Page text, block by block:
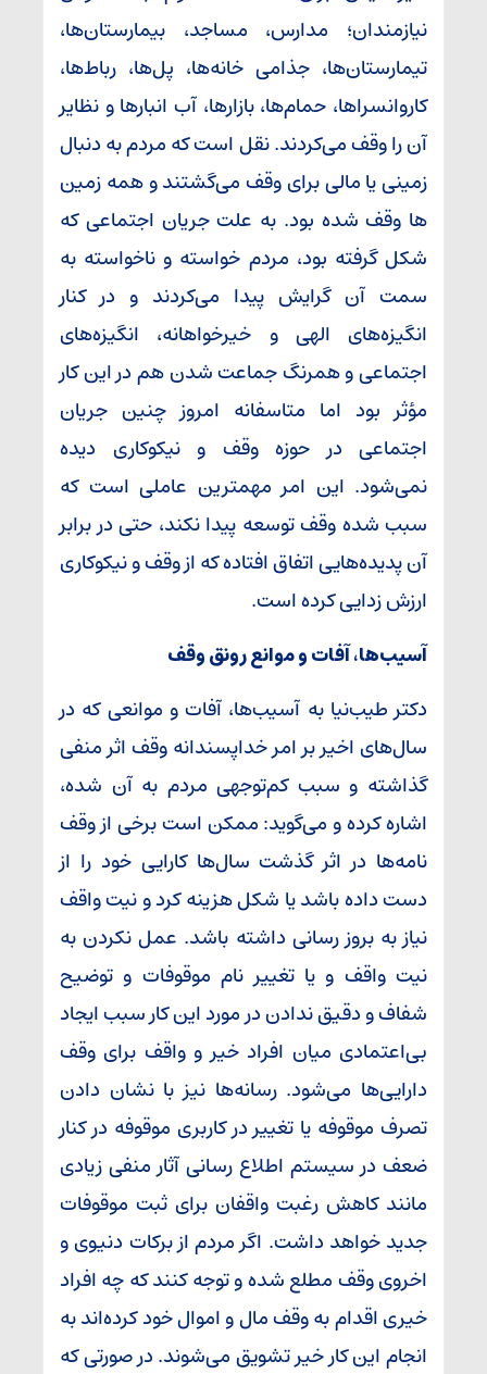
نیازمندان؛ مدارس، مساجد، بیمارستان‌ها،
تیمارستان‌ها، جذامی خانه‌ها، پل‌ها، رباط‌ها،
کاروانسراها، حمام‌ها، بازارها، آب انبارها و نظایر
آن را وقف می‌کردند. نقل است که مردم به دنبال
زمینی یا مالی برای وقف می‌گشتند و همه زمین
ها وقف شده بود. به علت جریان اجتماعی که
شکل گرفته بود، مردم خواسته و ناخواسته به
سمت آن گرایش پیدا می‌کردند و در کنار
انگیزه‌های الهی و خیرخواهانه، انگیزه‌های
اجتماعی و همرنگ جماعت شدن هم در این کار
مؤثر بود اما متاسفانه امروز چنین جریان
اجتماعی در حوزه وقف و نیکوکاری دیده
نمی‌شود. این امر مهمترین عاملی است که
سبب شده وقف توسعه پیدا نکند، حتی در برابر
آن پدیده‌هایی اتفاق افتاده که از وقف و نیکوکاری
ارزش زدایی کرده است.
آسیب‌ها، آفات و موانع رونق وقف
دکتر طیب‌نیا به آسیب‌ها، آفات و موانعی که در
سال‌های اخیر بر امر خداپسندانه وقف اثر منفی
گذاشته و سبب کم‌توجهی مردم به آن شده،
اشاره کرده و می‌گوید: ممکن است برخی از وقف
نامه‌ها در اثر گذشت سال‌ها کارایی خود را از
دست داده باشد یا شکل هزینه کرد و نیت واقف
نیاز به بروز رسانی داشته باشد. عمل نکردن به
نیت واقف و یا تغییر نام موقوفات و توضیح
شفاف و دقیق ندادن در مورد این کار سبب ایجاد
بی‌اعتمادی میان افراد خیر و واقف برای وقف
دارایی‌ها می‌شود. رسانه‌ها نیز با نشان دادن
تصرف موقوفه یا تغییر در کاربری موقوفه در کنار
ضعف در سیستم اطلاع رسانی آثار منفی زیادی
مانند کاهش رغبت واقفان برای ثبت موقوفات
جدید خواهد داشت. اگر مردم از برکات دنیوی و
اخروی وقف مطلع شده و توجه کنند که چه افراد
خیری اقدام به وقف مال و اموال خود کرده‌اند به
انجام این کار خیر تشویق می‌شوند. در صورتی که